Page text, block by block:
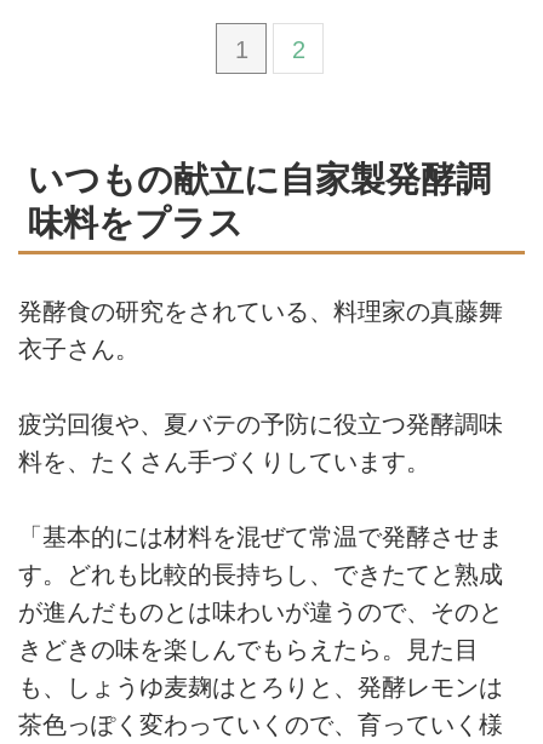
1 2
いつもの献立に自家製発酵調
味料をプラス
発酵食の研究をされている、料理家の真藤舞
衣子さん。
疲労回復や、夏バテの予防に役立つ発酵調味
料を、たくさん手づくりしています。
「基本的には材料を混ぜて常温で発酵させま
す。どれも比較的長持ちし、できたてと熟成
が進んだものとは味わいが違うので、そのと
きどきの味を楽しんでもらえたら。見た目
も、しょうゆ麦麹はとろりと、発酵レモンは
茶色っぽく変わっていくので、育っていく様